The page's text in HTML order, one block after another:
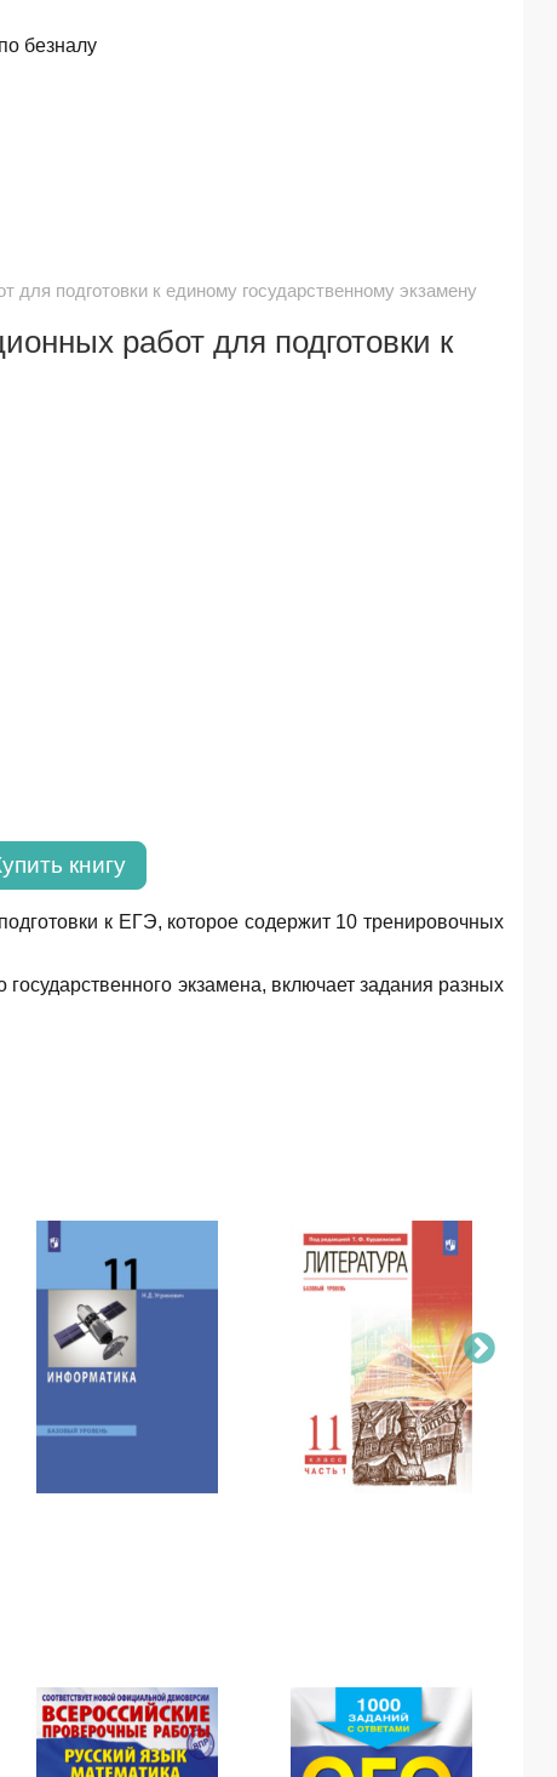
безналу
подготовки к единому государственному экзамену
работ для подготовки к
книгу
к ЕГЭ, которое содержит 10 тренировочных
экзамена, включает задания разных